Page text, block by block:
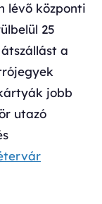
lévő központi
25
a
jobb
utazó